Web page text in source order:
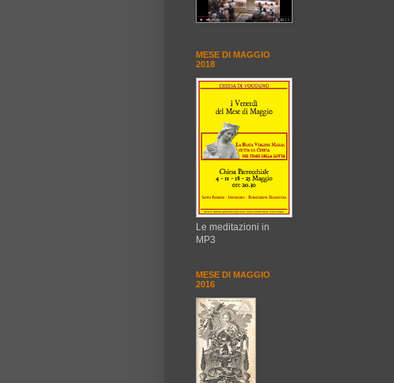
MESE DI MAGGIO
2018
Le meditazioni in
MP3
MESE DI MAGGIO
2016